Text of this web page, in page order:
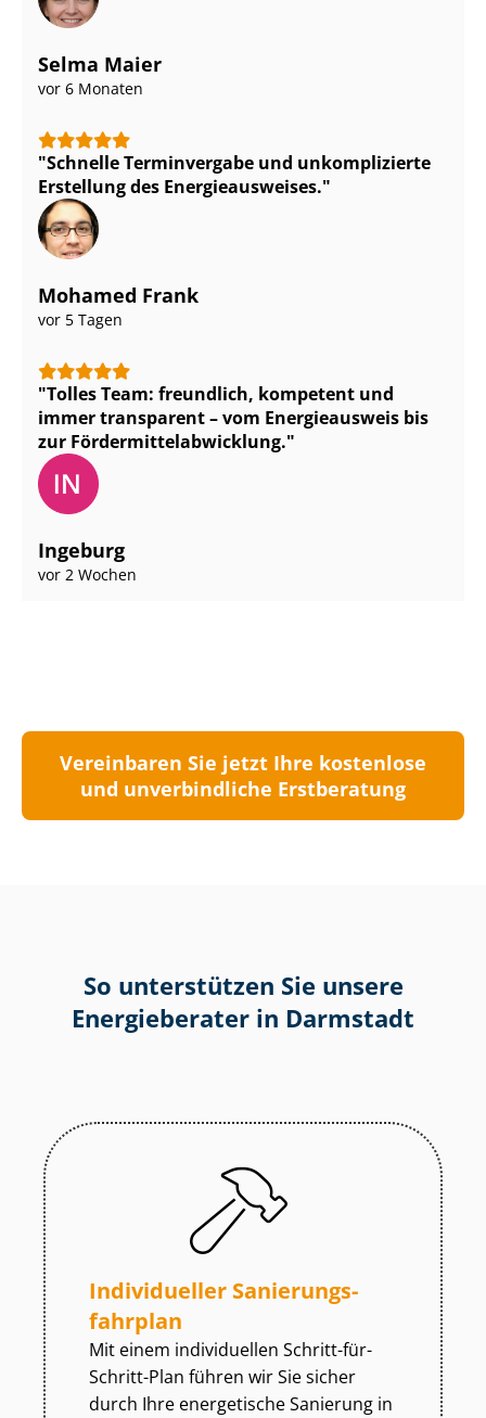
Selma Maier
vor 6 Monaten
Schnelle Terminvergabe und unkomplizierte
Erstellung des En­er­gie­aus­wei­ses.
Mohamed Frank
vor 5 Tagen
Tolles Team: freundlich, kompetent und
immer transparent – vom Energieausweis bis
zur För­der­mit­tel­ab­wick­lung.
Ingeburg
vor 2 Wochen
Vereinbaren Sie jetzt Ihre kostenlose
und unverbindliche Erstberatung
So unterstützen Sie unsere
Energieberater in Darmstadt
Individueller Sa­nie­rungs­
fahr­plan
Mit einem individuellen Schritt-für-
Schritt-Plan führen wir Sie sicher
durch Ihre energetische Sanierung in